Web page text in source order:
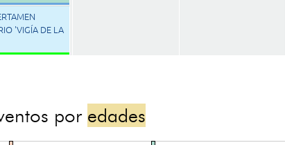
'VIGÍA DE LA
por edades